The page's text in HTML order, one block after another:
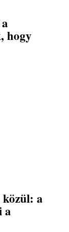
hogy
a
a